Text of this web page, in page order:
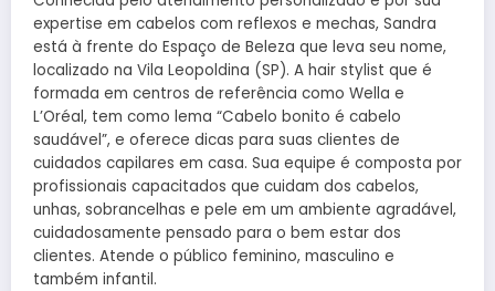
expertise em cabelos com reflexos e mechas, Sandra
está à frente do Espaço de Beleza que leva seu nome,
localizado na Vila Leopoldina (SP). A hair stylist que é
formada em centros de referência como Wella e
L’Oréal, tem como lema “Cabelo bonito é cabelo
saudável”, e oferece dicas para suas clientes de
cuidados capilares em casa. Sua equipe é composta por
profissionais capacitados que cuidam dos cabelos,
unhas, sobrancelhas e pele em um ambiente agradável,
cuidadosamente pensado para o bem estar dos
clientes. Atende o público feminino, masculino e
também infantil.